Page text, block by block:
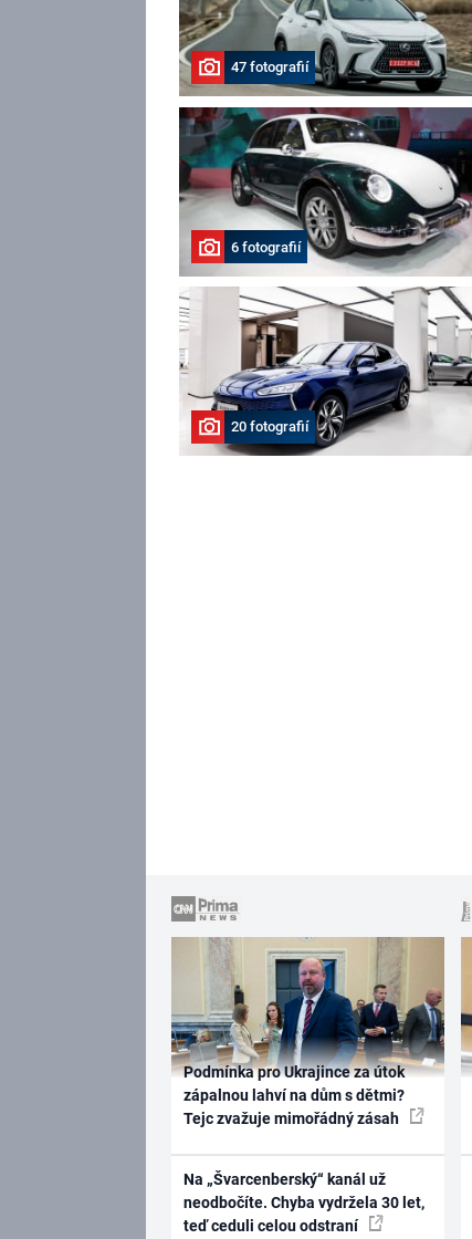
47 fotografií
6 fotografií
20 fotografií
Podmínka pro Ukrajince za útok
zápalnou lahví na dům s dětmi?
Tejc zvažuje mimořádný zásah
Na „Švarcenberský“ kanál už
neodbočíte. Chyba vydržela 30 let,
teď ceduli celou odstraní